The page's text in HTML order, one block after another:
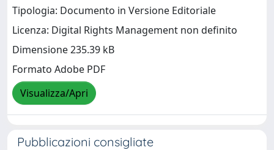
Tipologia: Documento in Versione Editoriale
Licenza: Digital Rights Management non definito
Dimensione 235.39 kB
Formato Adobe PDF
Visualizza/Apri
Pubblicazioni consigliate